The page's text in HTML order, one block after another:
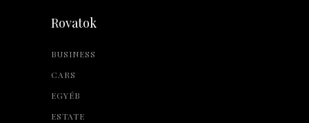
Rovatok
BUSINESS
CARS
EGYÉB
ESTATE